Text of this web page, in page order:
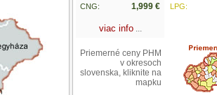
CNG: 1,999 €
viac info...
LPG:
Priemerné ceny PHM
v okresoch
slovenska, kliknite na
mapku